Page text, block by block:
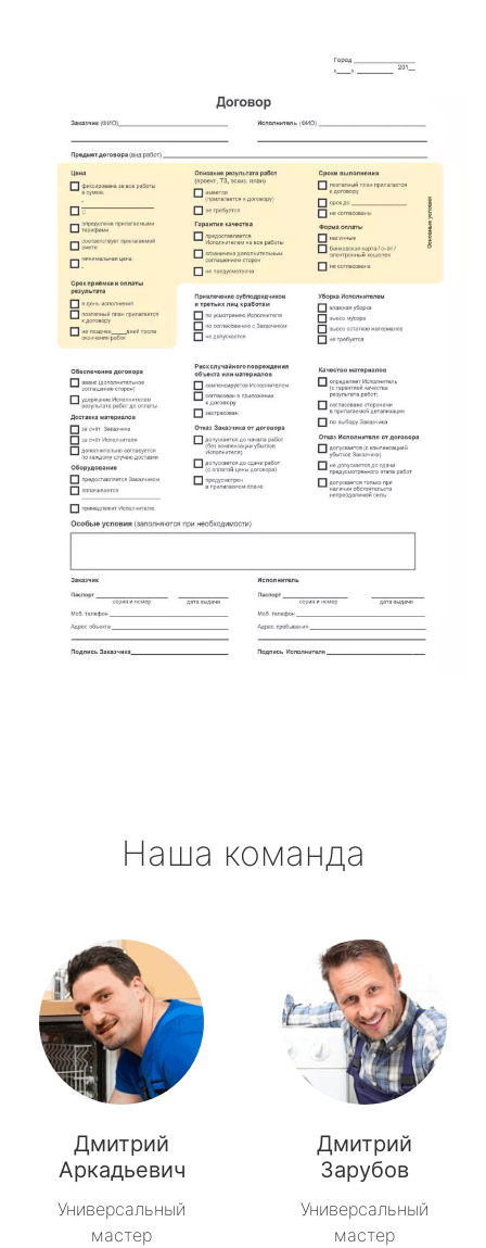
Наша команда
Дмитрий
Аркадьевич
Универсальный
мастер
Дмитрий
Зарубов
Универсальный
мастер